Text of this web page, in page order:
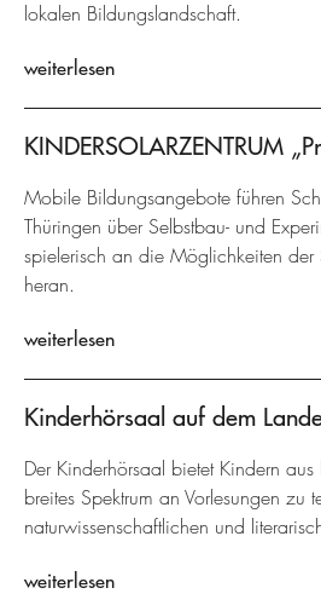
lokalen Bildungslandschaft.
weiterlesen
KINDERSOLARZENTRUM
Mobile Bildungsangebote führen
Thüringen über Selbstbau- und
spielerisch an die Möglichkeiten der
heran.
weiterlesen
Kinderhörsaal auf dem
Der Kinderhörsaal bietet Kindern
breites Spektrum an Vorlesungen zu
naturwissenschaftlichen und
weiterlesen